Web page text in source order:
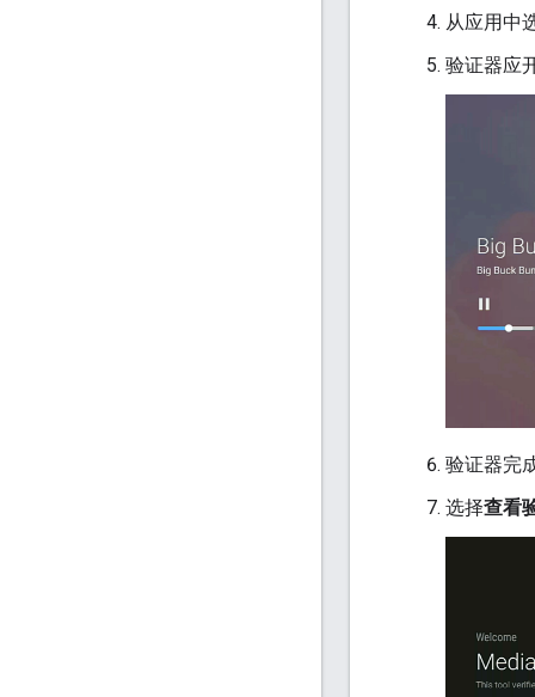
从应用中
验证器应
验证器完
选择查看